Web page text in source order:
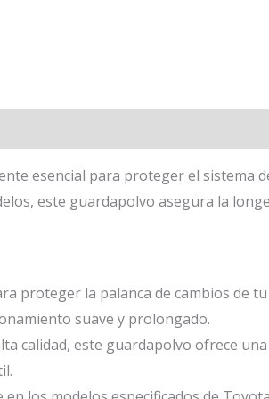
esencial para proteger el sistema
este guardapolvo asegura la
proteger la palanca de cambios de
suave y prolongado.
calidad, este guardapolvo ofrece